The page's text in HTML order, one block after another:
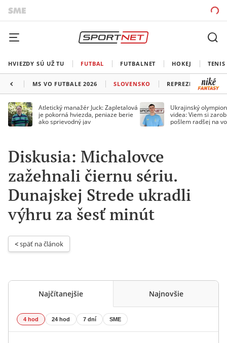
HVIEZDY SÚ UŽ TU FUTBAL FUTBALNET HOKEJ TENIS
MS VO FUTBALE 2026 SLOVENSKO REPREZENTÁCIE
Atletický manažér Juck: Zapletalová
je pokorná hviezda, peniaze berie
ako sprievodný jav
Ukrajinský
videa: Viem si
pošlem radšej na
Diskusia: Michalovce
zažehnali čiernu sériu.
Dunajskej Strede ukradli
výhru za šesť minút
< späť na článok
Najčítanejšie Najnovšie
4 hod 24 hod 7 dní SME